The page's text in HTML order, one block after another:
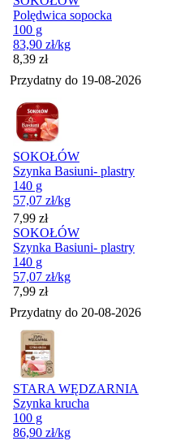
Polędwica sopocka
100 g
83,90 zł/kg
Cena
8,39 zł
Przydatny do 19-08-2026
SOKOŁÓW
Szynka Basiuni- plastry
140 g
57,07 zł/kg
Cena
7,99 zł
SOKOŁÓW
Szynka Basiuni- plastry
140 g
57,07 zł/kg
Cena
7,99 zł
Przydatny do 20-08-2026
STARA WĘDZARNIA
Szynka krucha
100 g
86,90 zł/kg